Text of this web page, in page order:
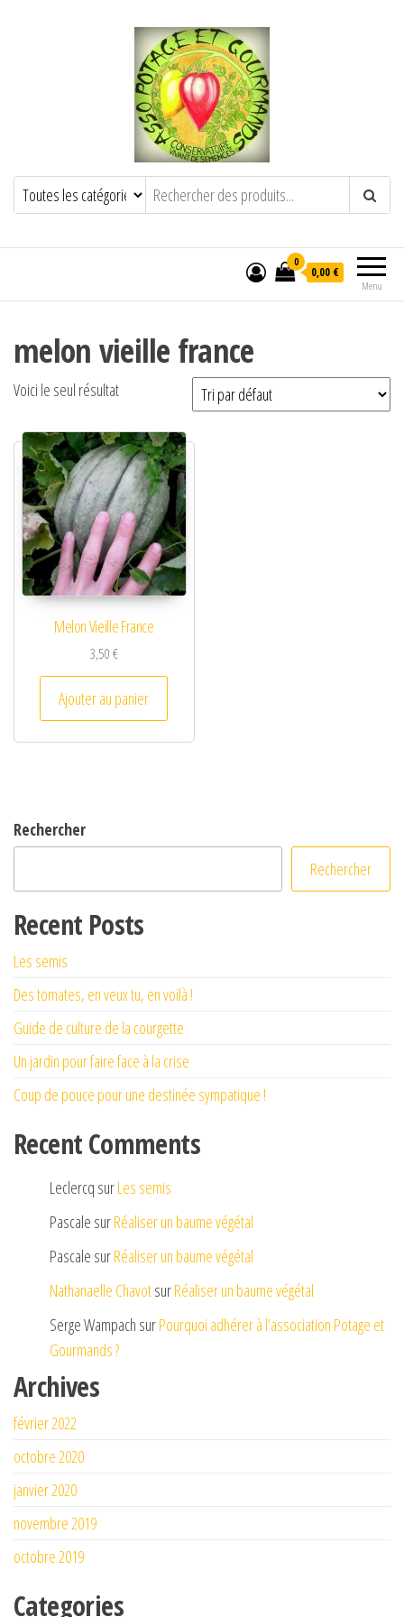
POTAGE ET GOURMANDSSemence paysanne naturelle
——————————————-
Menu
0
0,00 €
melon vieille france
Voici le seul résultat
Melon Vieille France
3,50€
Ajouter au panier
Rechercher
Rechercher
Recent Posts
Les semis
Des tomates, en veux tu, en voilà !
Guide de culture de la courgette
Un jardin pour faire face à la crise
Coup de pouce pour une destinée sympatique !
Recent Comments
Leclercq surLes semis
Pascale surRéaliser un baume végétal
Pascale surRéaliser un baume végétal
Nathanaelle ChavotsurRéaliser un baume végétal
Serge Wampach surPourquoi adhérer à l’association Potage et
Gourmands ?
Archives
février 2022
octobre 2020
janvier 2020
novembre 2019
octobre 2019
Categories